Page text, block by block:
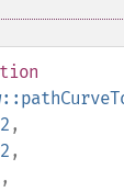
,
,
,